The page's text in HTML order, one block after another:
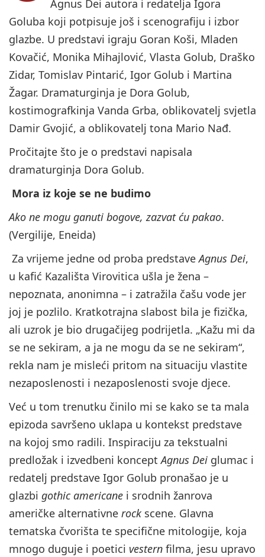
Agnus Dei autora i redatelja Igora
Goluba koji potpisuje još i scenografiju i izbor
glazbe. U predstavi igraju Goran Koši, Mladen
Kovačić, Monika Mihajlović, Vlasta Golub, Draško
Zidar, Tomislav Pintarić, Igor Golub i Martina
Žagar. Dramaturginja je Dora Golub,
kostimografkinja Vanda Grba, oblikovatelj svjetla
Damir Gvojić, a oblikovatelj tona Mario Nađ.
Pročitajte što je o predstavi napisala
dramaturginja Dora Golub.
Mora iz koje se ne budimo
Ako ne mogu ganuti bogove, zazvat ću pakao.
(Vergilije, Eneida)
Za vrijeme jedne od proba predstaveAgnus Dei,
u kafić Kazališta Virovitica ušla je žena –
nepoznata, anonimna – i zatražila čašu vode jer
joj je pozlilo. Kratkotrajna slabost bila je fizička,
ali uzrok je bio drugačijeg podrijetla. „Kažu mi da
se ne sekiram, a ja ne mogu da se ne sekiram“,
rekla nam je misleći pritom na situaciju vlastite
nezaposlenosti i nezaposlenosti svoje djece.
Već u tom trenutku činilo mi se kako se ta mala
epizoda savršeno uklapa u kontekst predstave
na kojoj smo radili. Inspiraciju za tekstualni
predložak i izvedbeni konceptAgnus Dei glumac i
redatelj predstave Igor Golub pronašao je u
glazbi gothic americane i srodnih žanrova
američke alternativne rock scene. Glavna
tematska čvorišta te specifične mitologije, koja
mnogo duguje i poetici vestern filma, jesu upravo